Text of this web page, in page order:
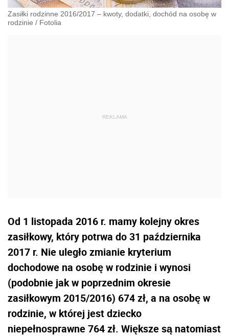
Zasiłki rodzinne 2016/2017 – kwoty, dodatki, dochód na osobę w
rodzinie / Fotolia
Od 1 listopada 2016 r. mamy kolejny okres
zasiłkowy, który potrwa do 31 października
2017 r. Nie uległo zmianie kryterium
dochodowe na osobę w rodzinie i wynosi
(podobnie jak w poprzednim okresie
zasiłkowym 2015/2016) 674 zł, a na osobę w
rodzinie, w której jest dziecko
niepełnosprawne 764 zł. Większe są natomiast